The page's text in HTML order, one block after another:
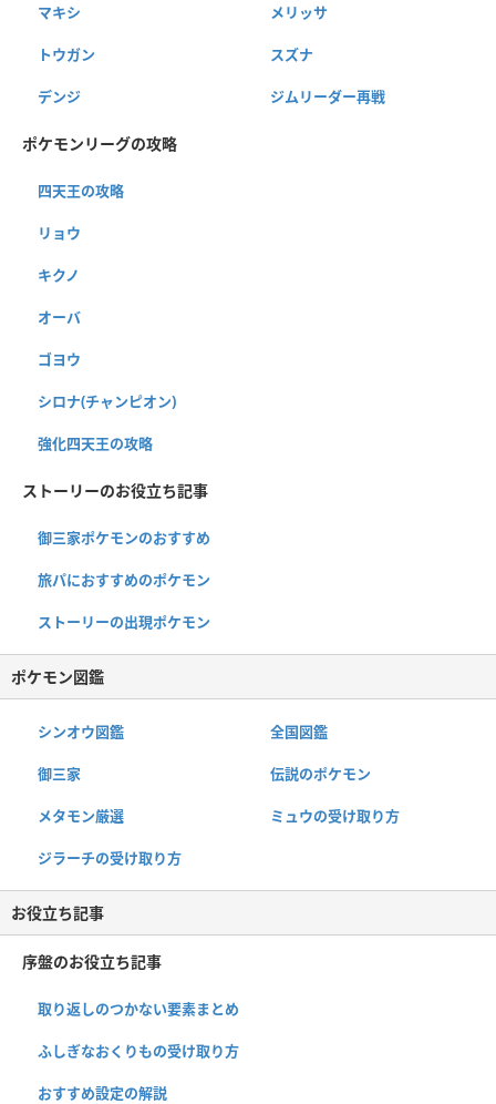
マキシ メリッサ
トウガン スズナ
デンジ ジムリーダー再戦
ポケモンリーグの攻略
四天王の攻略
リョウ
キクノ
オーバ
ゴヨウ
シロナ(チャンピオン)
強化四天王の攻略
ストーリーのお役立ち記事
御三家ポケモンのおすすめ
旅パにおすすめのポケモン
ストーリーの出現ポケモン
ポケモン図鑑
シンオウ図鑑 全国図鑑
御三家 伝説のポケモン
メタモン厳選 ミュウの受け取り方
ジラーチの受け取り方
お役立ち記事
序盤のお役立ち記事
取り返しのつかない要素まとめ
ふしぎなおくりもの受け取り方
おすすめ設定の解説